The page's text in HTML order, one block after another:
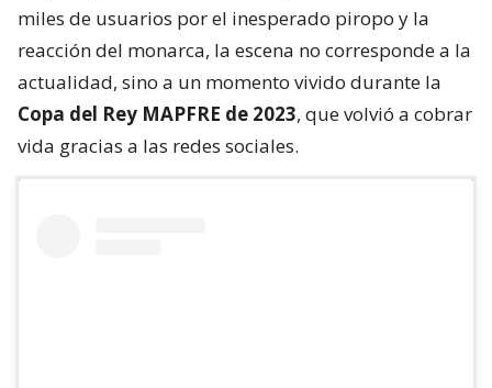
miles de usuarios por el inesperado piropo y la
reacción del monarca, la escena no corresponde a la
actualidad, sino a un momento vivido durante la
Copa del Rey MAPFRE de 2023, que volvió a cobrar
vida gracias a las redes sociales.